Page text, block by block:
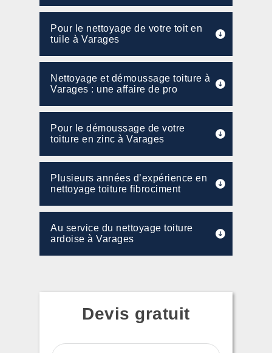
Pour le nettoyage de votre toit en
tuile à Varages
Nettoyage et démoussage toiture à
Varages : une affaire de pro
Pour le démoussage de votre
toiture en zinc à Varages
Plusieurs années d’expérience en
nettoyage toiture fibrociment
Au service du nettoyage toiture
ardoise à Varages
Devis gratuit